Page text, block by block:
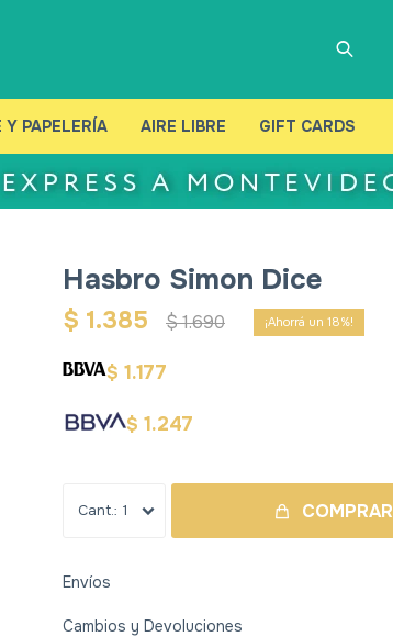
Y PAPELERÍA AIRE LIBRE GIFT CARDS
Hasbro Simon Dice
$ 1.385 $1.690 18
$ 1.177
$ 1.247
1 COMPRAR
Envíos
Cambios y Devoluciones